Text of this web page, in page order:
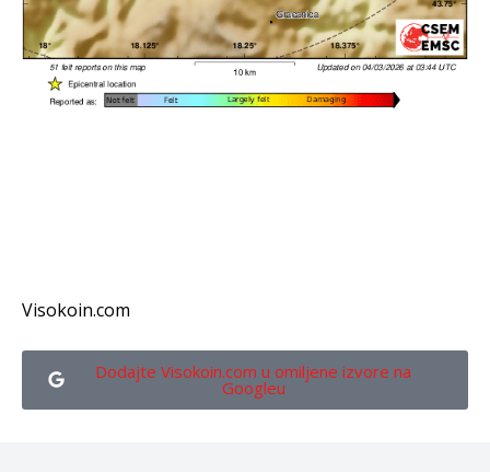
Visokoin.com
Dodajte Visokoin.com u omiljene izvore na
Googleu